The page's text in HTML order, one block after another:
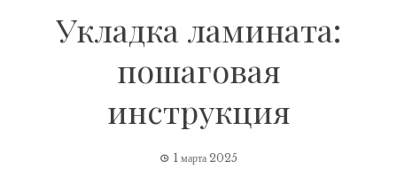
Укладка ламината:
пошаговая
инструкция
1 марта 2025